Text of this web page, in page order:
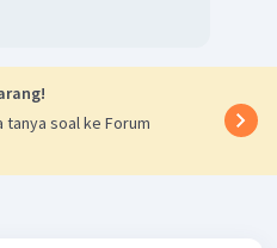
tanya soal ke Forum